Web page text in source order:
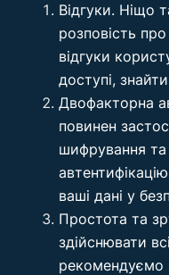
Відгуки. Ніщо
розповість
відгуки
доступі,
Двофакторна
повинен
шифрування
ваші дані у
Простота та
здійснювати
рекомендуємо